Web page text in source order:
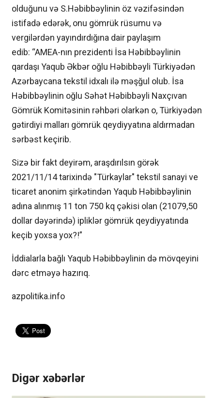
olduğunu və S.Həbibbəylinin öz vəzifəsindən
istifadə edərək, onu gömrük rüsumu və
vergilərdən yayındırdığına dair paylaşım
edib: “AMEA-nın prezidenti İsa Həbibbəylinin
qardaşı Yaqub Əkbər oğlu Həbibbəyli Türkiyədən
Azərbaycana tekstil idxalı ilə məşğul olub. İsa
Həbibbəylinin oğlu Səhət Həbibbəyli Naxçıvan
Gömrük Komitəsinin rəhbəri olarkən o, Türkiyədən
gətirdiyi malları gömrük qeydiyyatına aldırmadan
sərbəst keçirib.
Sizə bir fakt deyirəm, araşdırılsın görək
2021/11/14 tarixində "Türkaylar" tekstil sanayi ve
ticaret anonim şirkətindən Yaqub Həbibbəylinin
adına alınmış 11 ton 750 kq çəkisi olan (21079,50
dollar dəyərində) ipliklər gömrük qeydiyyatında
keçib yoxsa yox?!”
İddialarla bağlı Yaqub Həbibbəylinin də mövqeyini
dərc etməyə hazırıq.
azpolitika.info
Digər xəbərlər